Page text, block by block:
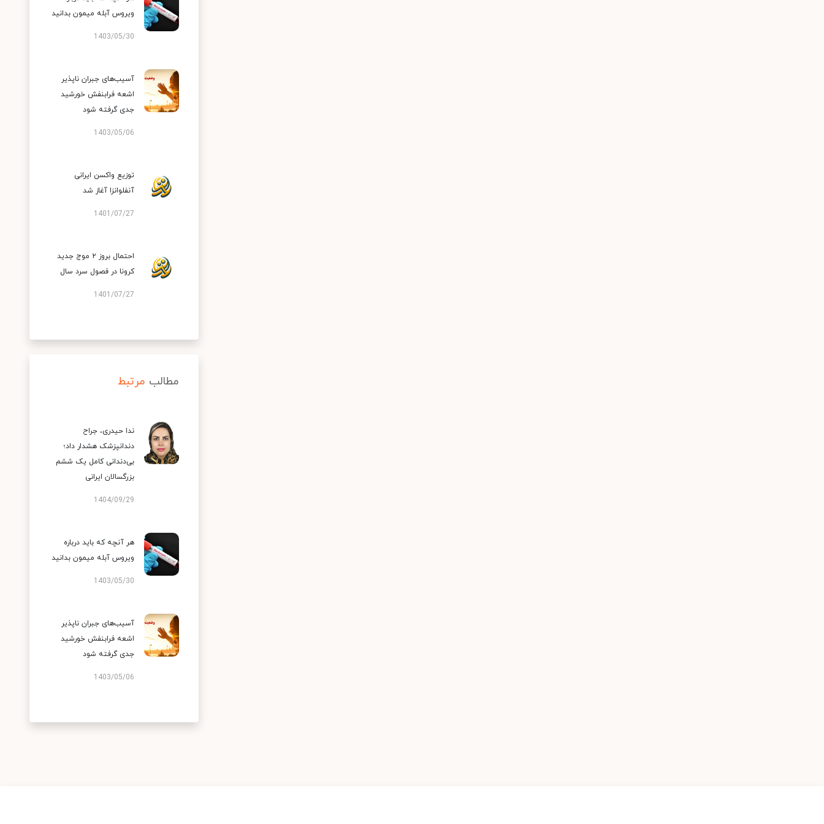
ویروس آبله میمون بدانید
1403/05/30
آسیب‌های جبران ناپذیر
اشعه فرابنفش خورشید
جدی گرفته شود
1403/05/06
توزیع واکسن ایرانی
آنفلوانزا آغاز شد
1401/07/27
احتمال بروز ۲ موج جدید
کرونا در فصول سرد سال
1401/07/27
مطالب مرتبط
ندا حیدری، جراح
دندانپزشک هشدار داد؛
بی‌دندانی کامل یک ششم
بزرگسالان ایرانی
1404/09/29
هر آنچه که باید درباره
ویروس آبله میمون بدانید
1403/05/30
آسیب‌های جبران ناپذیر
اشعه فرابنفش خورشید
جدی گرفته شود
1403/05/06